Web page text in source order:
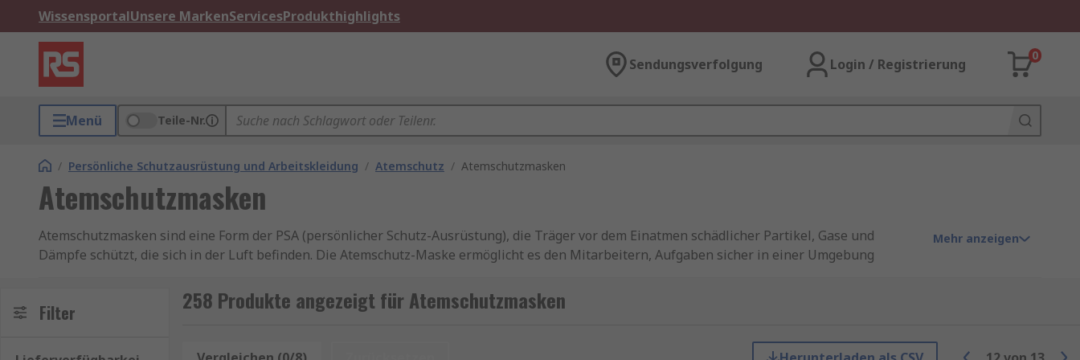
WissensportalUnsere MarkenServicesProdukthighlights
Sendungsverfolgung Login / Registrierung
0
Menü Teile-Nr.
/ Persönliche Schutzausrüstung und Arbeitskleidung / Atemschutz / Atemschutzmasken
Atemschutzmasken
Atemschutzmasken sind eine Form der PSA (persönlicher Schutz-Ausrüstung), die Träger vor dem Einatmen schädlicher Partikel, Gase und
Dämpfe schützt, die sich in der Luft befinden. Die Atemschutz-Maske ermöglicht es den Mitarbeitern, Aufgaben sicher in einer Umgebung
auch die spezifischen Datenblätter, die auf der Produktseite des jeweiligen Artikels zu finden sind.
Mehr anzeigen
Filter 258 Produkte angezeigt für Atemschutzmasken